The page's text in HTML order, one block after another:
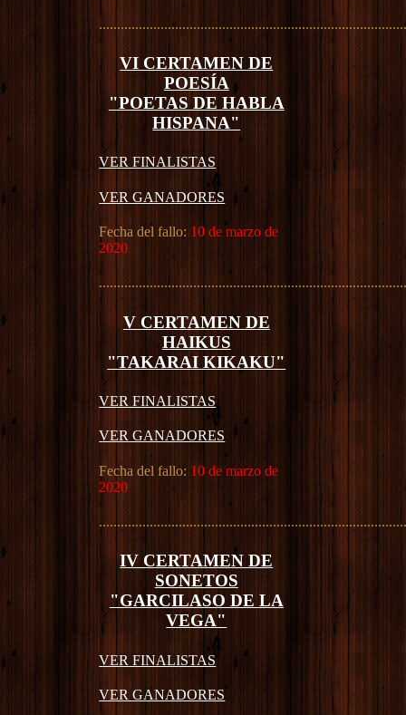
VI CERTAMEN DE
POESÍA
"POETAS DE HABLA
HISPANA"
VER FINALISTAS
VER GANADORES
Fecha del fallo: 10 de marzo de
2020
V CERTAMEN DE
HAIKUS
"TAKARAI KIKAKU"
VER FINALISTAS
VER GANADORES
Fecha del fallo: 10 de marzo de
2020
IV CERTAMEN DE
SONETOS
"GARCILASO DE LA
VEGA"
VER FINALISTAS
VER GANADORES